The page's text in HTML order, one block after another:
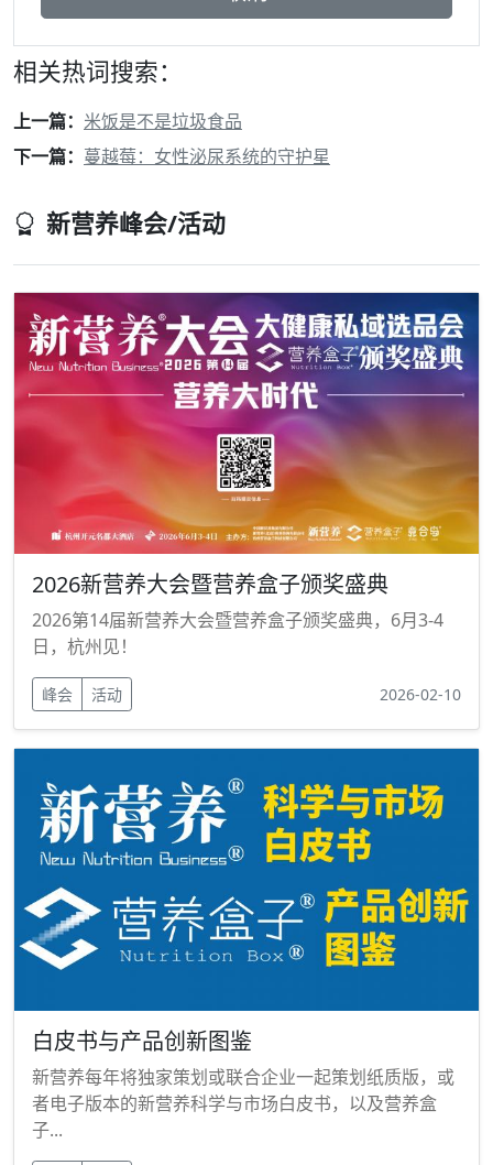
相关热词搜索：
上一篇： 米饭是不是垃圾食品
下一篇： 蔓越莓：女性泌尿系统的守护星
新营养峰会/活动
2026新营养大会暨营养盒子颁奖盛典
2026第14届新营养大会暨营养盒子颁奖盛典，6月3-4
日，杭州见！
峰会 活动 2026-02-10
白皮书与产品创新图鉴
新营养每年将独家策划或联合企业一起策划纸质版，或
者电子版本的新营养科学与市场白皮书，以及营养盒
子...